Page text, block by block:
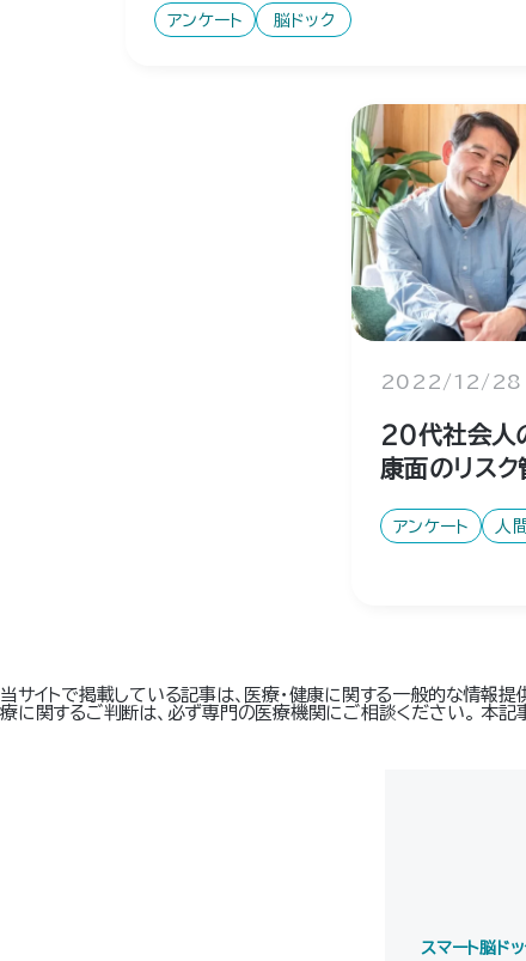
アンケート 脳ドック
2022/12/28
20代社会人
康面のリス
アンケート 人
当サイトで掲載している記事は、医療・健康に関する一般的な情報
療に関するご判断は、必ず専門の医療機関にご相談ください。 本
スマート脳ド